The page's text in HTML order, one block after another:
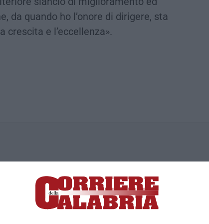
da quando ho l’onore di dirigere, sta
e l’eccellenza».
Terme (CZ)
responsabile Paola Militano |Privacy